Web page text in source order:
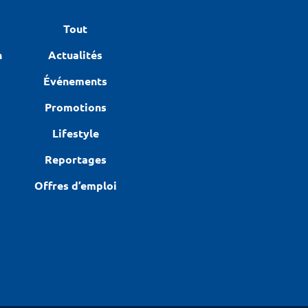
Tout
Actualités
Événements
Promotions
Lifestyle
Reportages
Offres d’emploi